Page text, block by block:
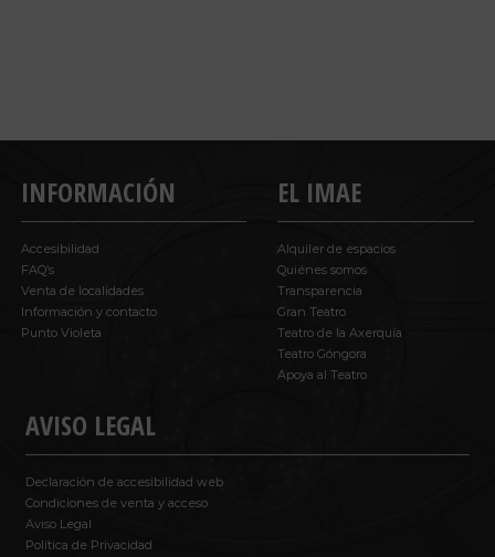
INFORMACIÓN
Accesibilidad
FAQ’s
Venta de localidades
Información y contacto
Punto Violeta
AVISO LEGAL
Declaración de accesibilidad web
Condiciones de venta y acceso
Aviso Legal
Política de Privacidad
EL IMAE
Alquiler de espacios
Quiénes somos
Transparencia
Gran Teatro
Teatro de la Axerquía
Teatro Góngora
Apoya al Teatro